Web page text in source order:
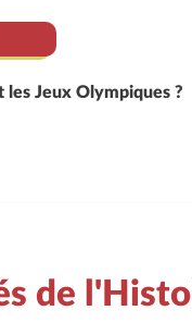
les Jeux Olympiques ?
de